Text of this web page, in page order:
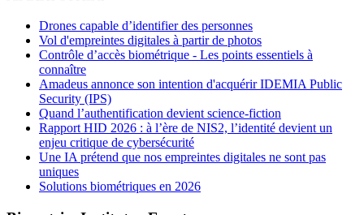
Drones capable d’identifier des personnes
Vol d'empreintes digitales à partir de photos
Contrôle d’accès biométrique - Les points essentiels à
connaître
Amadeus annonce son intention d'acquérir IDEMIA Public
Security (IPS)
Quand l’authentification devient science-fiction
Rapport HID 2026 : à l’ère de NIS2, l’identité devient un
enjeu critique de cybersécurité
Une IA prétend que nos empreintes digitales ne sont pas
uniques
Solutions biométriques en 2026